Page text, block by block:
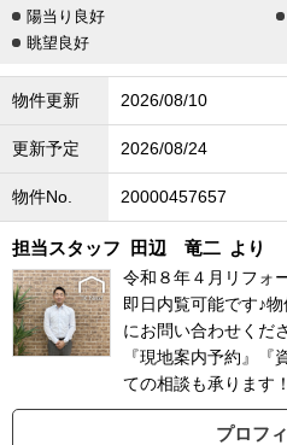
陽当り良好
眺望良好
物件更新 2026/08/10
更新予定 2026/08/24
物件No. 20000457657
担当スタッフ 田辺 竜二 より
令和８年４月リフォ
即日内覧可能です♪
にお問い合わせくだ
『現地案内予約』
ての相談も承ります！
プロフ